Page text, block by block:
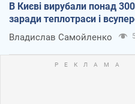
В Києві вирубали понад
заради теплотраси і
Владислав Самойленко